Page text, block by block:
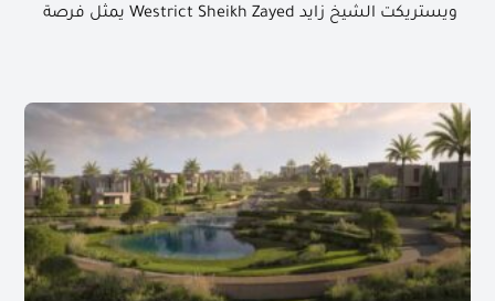
ويستريكت الشيخ زايد Westrict Sheikh Zayed يمثل فرصة